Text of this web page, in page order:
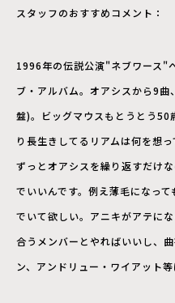
スタッフのおすすめコメント：
1996年の伝説公演"ネブワース"
ブ・アルバム。オアシスから9
盤)。ビッグマウスもとうとう50
り長生きしてるリアムは何を想
ずっとオアシスを繰り返すだけ
でいいんです。例え薄毛になっ
でいて欲しい。アニキがアテに
合うメンバーとやればいいし、
ン、アンドリュー・ワイアット